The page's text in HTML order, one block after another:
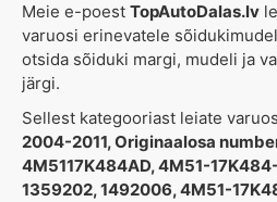
Meie e-poest TopAutoDalas.lv
varuosi erinevatele
otsida sõiduki margi, mudeli ja
järgi.
Sellest kategooriast leiate
2004-2011, Originaalosa
4M5117K484AD, 4M51-
1359202, 1492006, 4M51-